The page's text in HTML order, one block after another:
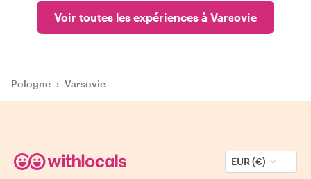
Voir toutes les expériences à Varsovie
Pologne › Varsovie
EUR (€)